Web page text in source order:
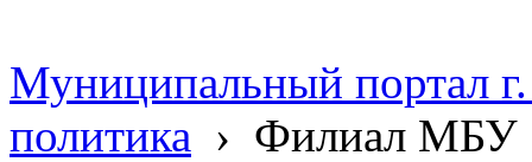
Муниципальный портал
политика › Филиал МБУ